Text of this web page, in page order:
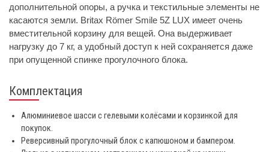
дополнительной опоры, а ручка и текстильные элементы не
касаются земли. Britax Römer Smile 5Z LUX имеет очень
вместительной корзину для вещей. Она выдерживает
нагрузку до 7 кг, а удобный доступ к ней сохраняется даже
при опущенной спинке прогулочного блока.
Комплектация
Алюминиевое шасси с гелевыми колёсами и корзинкой для
покупок.
Реверсивный прогулочный блок с капюшоном и бампером.